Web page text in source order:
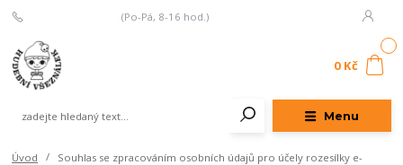
Menu
(Po-Pá, 8-16 hod.)
0 Kč
Úvod
Souhlas se zpracováním osobních údajů pro účely rozesílky e-